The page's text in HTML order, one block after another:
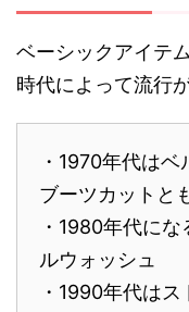
ベーシックアイテ
時代によって流行
・1970年代はベ
ブーツカットと
・1980年代に
ルウォッシュ
・1990年代は